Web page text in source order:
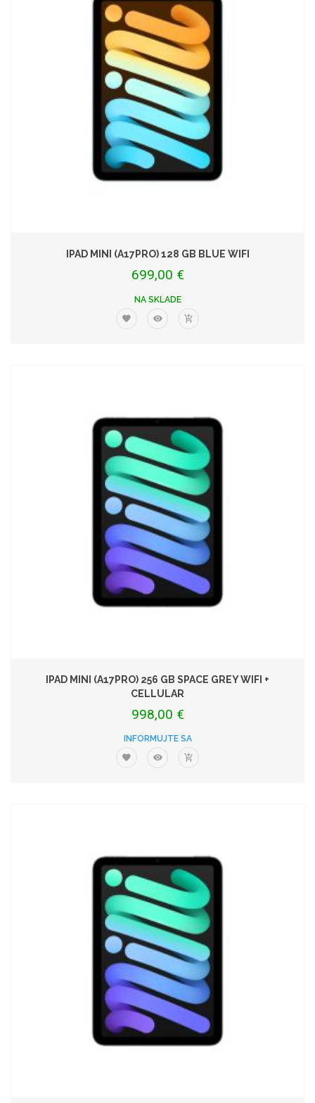
IPAD MINI (A17PRO) 128 GB BLUE WIFI
699,00 €
NA SKLADE
IPAD MINI (A17PRO) 256 GB SPACE GREY WIFI +
CELLULAR
998,00 €
INFORMUJTE SA